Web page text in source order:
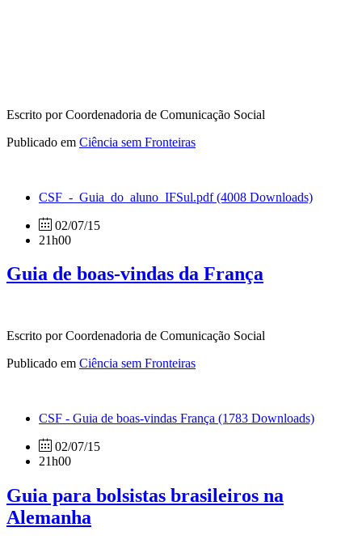
Escrito por Coordenadoria de Comunicação Social
Publicado em Ciência sem Fronteiras
CSF_-_Guia_do_aluno_IFSul.pdf(4008 Downloads)
02/07/15
21h00
Guia de boas-vindas da França
Escrito por Coordenadoria de Comunicação Social
Publicado em Ciência sem Fronteiras
CSF - Guia de boas-vindas França (1783 Downloads)
02/07/15
21h00
Guia para bolsistas brasileiros na
Alemanha